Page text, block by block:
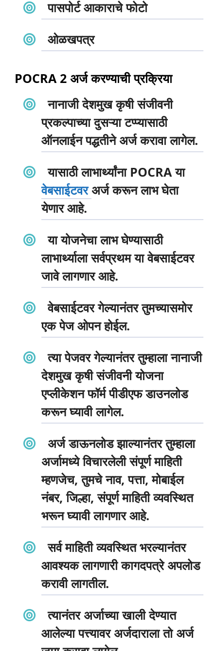
पासपोर्ट आकाराचे फोटो
ओळखपत्र
POCRA 2 अर्ज करण्याची प्रक्रिया
नानाजी देशमुख कृषी संजीवनी
प्रकल्पाच्या दुसऱ्या टप्प्यासाठी
ऑनलाईन पद्धतीने अर्ज करावा लागेल.
यासाठी लाभार्थ्यांना POCRA या
वेबसाईटवरअर्ज करून लाभ घेता
येणार आहे.
या योजनेचा लाभ घेण्यासाठी
लाभार्थ्याला सर्वप्रथम या वेबसाईटवर
जावे लागणार आहे.
वेबसाईटवर गेल्यानंतर तुमच्यासमोर
एक पेज ओपन होईल.
त्या पेजवर गेल्यानंतर तुम्हाला नानाजी
देशमुख कृषी संजीवनी योजना
एप्लीकेशन फॉर्म पीडीएफ डाउनलोड
करून घ्यावी लागेल.
अर्ज डाऊनलोड झाल्यानंतर तुम्हाला
अर्जामध्ये विचारलेली संपूर्ण माहिती
म्हणजेच, तुमचे नाव, पत्ता, मोबाईल
नंबर, जिल्हा, संपूर्ण माहिती व्यवस्थित
भरून घ्यावी लागणार आहे.
सर्व माहिती व्यवस्थित भरल्यानंतर
आवश्यक लागणारी कागदपत्रे अपलोड
करावी लागतील.
त्यानंतर अर्जाच्या खाली देण्यात
आलेल्या पत्त्यावर अर्जदाराला तो अर्ज